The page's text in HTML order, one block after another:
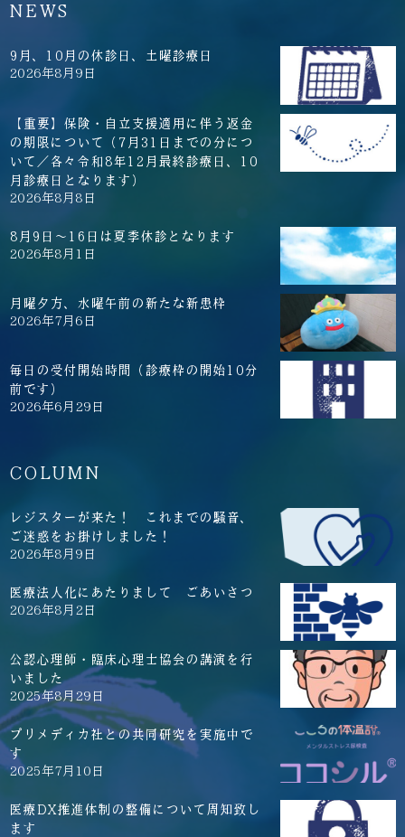
NEWS
9月、10月の休診日、土曜診療日
2026年8月9日
【重要】保険・自立支援適用に伴う返金
の期限について（7月31日までの分につ
いて／各々令和8年12月最終診療日、10
月診療日となります）
2026年8月8日
8月9日～16日は夏季休診となります
2026年8月1日
月曜夕方、水曜午前の新たな新患枠
2026年7月6日
毎日の受付開始時間（診療枠の開始10分
前です）
2026年6月29日
COLUMN
レジスターが来た！ これまでの騒音、
ご迷惑をお掛けしました！
2026年8月9日
医療法人化にあたりまして ごあいさつ
2026年8月2日
公認心理師・臨床心理士協会の講演を行
いました
2025年8月29日
プリメディカ社との共同研究を実施中で
す
2025年7月10日
医療DX推進体制の整備について周知致し
ます